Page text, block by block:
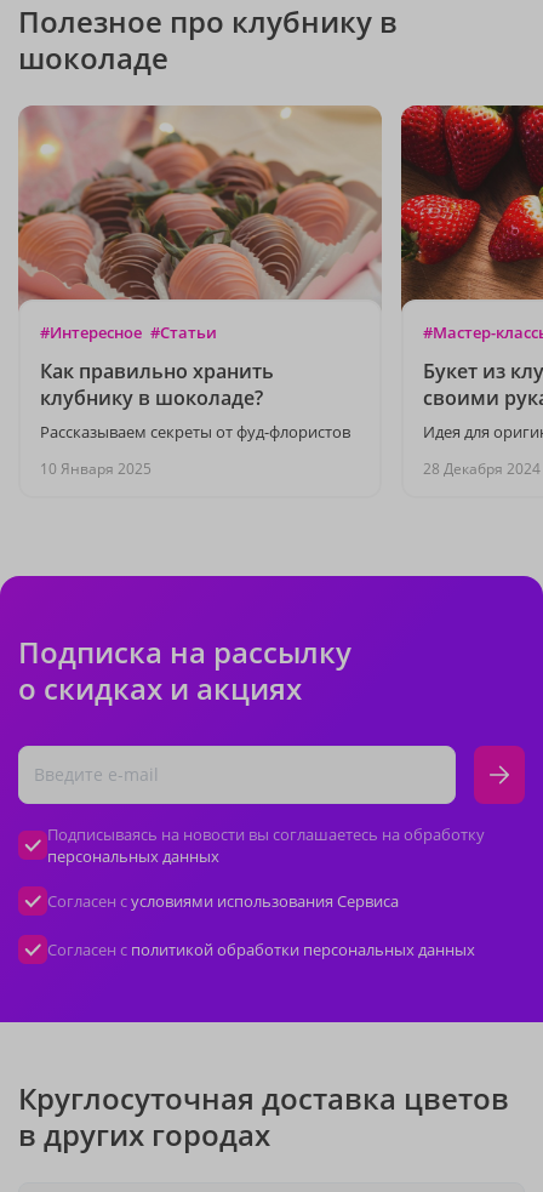
Полезное про клубнику в
шоколаде
#Интересное #Статьи
Как правильно хранить
клубнику в шоколаде?
Рассказываем секреты от фуд-флористов
10 Января 2025
#Мастер-
Букет из
своими
Идея для
28 Декабря 2024
Подписка на рассылку
о скидках и акциях
Подписываясь на новости вы соглашаетесь на обработку
персональных данных
Согласен сусловиями использования Сервиса
Согласен с политикой обработки персональных данных
Круглосуточная доставка цветов
в других городах